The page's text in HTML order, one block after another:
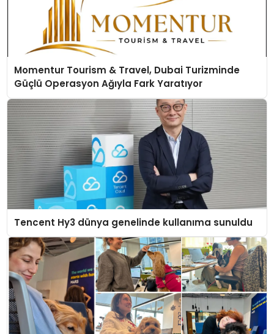
Momentur Tourism & Travel, Dubai Turizminde
Güçlü Operasyon Ağıyla Fark Yaratıyor
Tencent Hy3 dünya genelinde kullanıma sunuldu